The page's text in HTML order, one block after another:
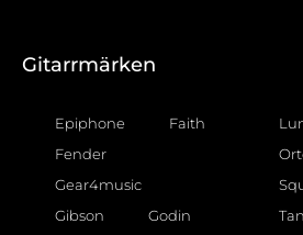
Gitarrmärken
Epiphone
Faith
Fender
Gear4music
Gibson
Godin